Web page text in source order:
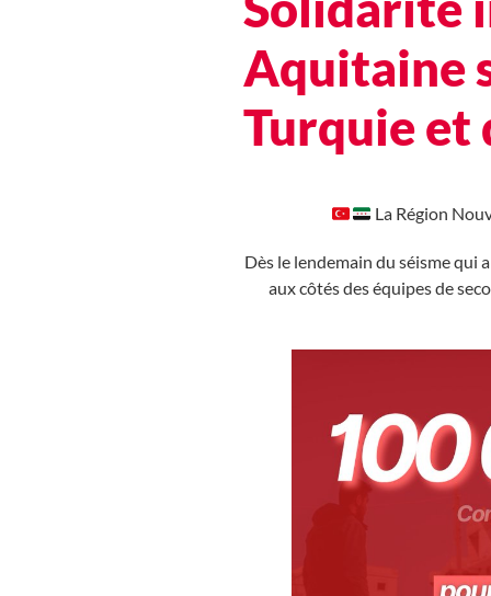
Aquitaine
Turquie et
La Région
Dès le lendemain du séisme qui
aux côtés des équipes de